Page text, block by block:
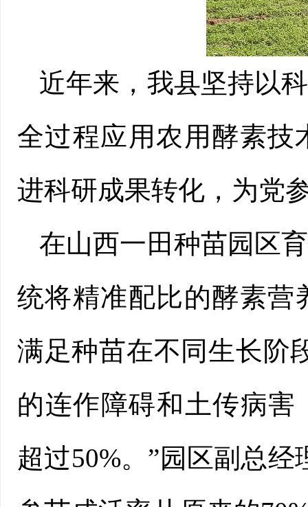
近年来，我县坚持以
全过程应用农用酵素技
进科研成果转化，为党
在山西一田种苗园区
统将精准配比的酵素营
满足种苗在不同生长阶
的连作障碍和土传病害
超过50%。”园区副总